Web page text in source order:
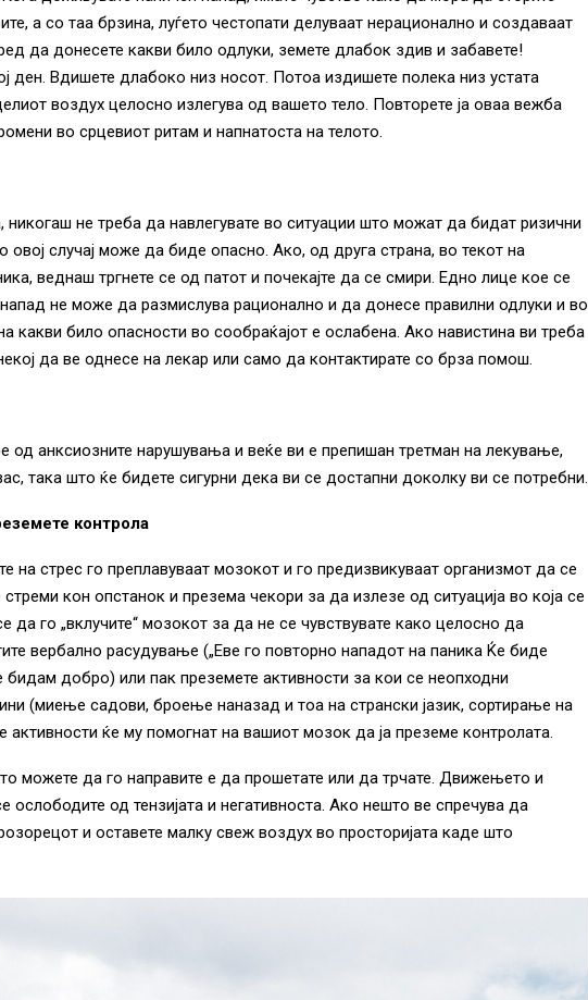
а со таа брзина, луѓето честопати делуваат нерационално и создаваат
да донесете какви било одлуки, земете длабок здив и забавете!
ден. Вдишете длабоко низ носот. Потоа издишете полека низ устата
воздух целосно излегува од вашето тело. Повторете ја оваа вежба
во срцевиот ритам и напнатоста на телото.
не треба да навлегувате во ситуации што можат да бидат ризични
овој случај може да биде опасно. Ако, од друга страна, во текот на
веднаш тргнете се од патот и почекајте да се смири. Едно лице кое се
не може да размислува рационално и да донесе правилни одлуки и во
на какви било опасности во сообраќајот е ослабена. Ако навистина ви треба
да ве однесе на лекар или само да контактирате со брза помош.
од анксиозните нарушувања и веќе ви е препишан третман на лекување,
така што ќе бидете сигурни дека ви се достапни доколку ви се потребни.
контрола
на стрес го преплавуваат мозокот и го предизвикуваат организмот да се
кон опстанок и презема чекори за да излезе од ситуација во која се
да го „вклучите“ мозокот за да не се чувствувате како целосно да
вербално расудување („Еве го повторно нападот на паника Ќе биде
добро) или пак преземете активности за кои се неопходни
(миење садови, броење наназад и тоа на странски јазик, сортирање на
активности ќе му помогнат на вашиот мозок да ја преземе контролата.
можете да го направите е да прошетате или да трчате. Движењето и
од тензијата и негативноста. Ако нешто ве спречува да
и оставете малку свеж воздух во просторијата каде што